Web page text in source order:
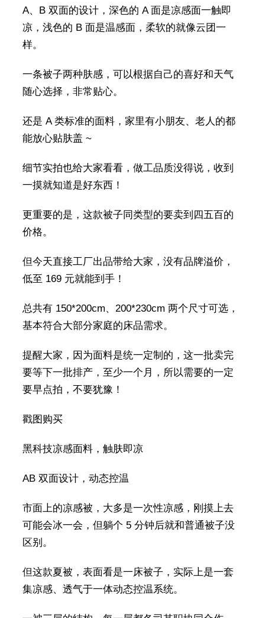
A、B 双面的设计，深色的 A 面是凉感面一触即
凉，浅色的 B 面是温感面，柔软的就像云团一
样。
一条被子两种肤感，可以根据自己的喜好和天气
随心选择，非常贴心。
还是 A 类标准的面料，家里有小朋友、老人的都
能放心贴肤盖 ~
细节实拍也给大家看看，做工品质没得说，收到
一摸就知道是好东西！
更重要的是，这款被子同类型的要卖到四五百的
价格。
但今天直接工厂出品带给大家，没有品牌溢价，
低至 169 元就能到手！
总共有 150*200cm、200*230cm 两个尺寸可选，
基本符合大部分家庭的床品需求。
提醒大家，因为面料是统一定制的，这一批卖完
要等下一批排产，至少一个月，所以需要的一定
要早点拍，不要犹豫！
戳图购买
黑科技凉感面料，触肤即凉
AB 双面设计，动态控温
市面上的凉感被，大多是一次性凉感，刚摸上去
可能会冰一会，但躺个 5 分钟后就和普通被子没
区别。
但这款夏被，表面看是一床被子，实际上是一套
集凉感、透气于一体动态控温系统。